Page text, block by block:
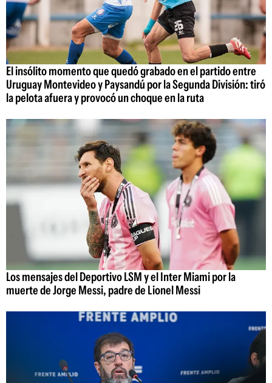
El insólito momento que quedó grabado en el partido entre
Uruguay Montevideo y Paysandú por la Segunda División: tiró
la pelota afuera y provocó un choque en la ruta
Los mensajes del Deportivo LSM y el Inter Miami por la
muerte de Jorge Messi, padre de Lionel Messi